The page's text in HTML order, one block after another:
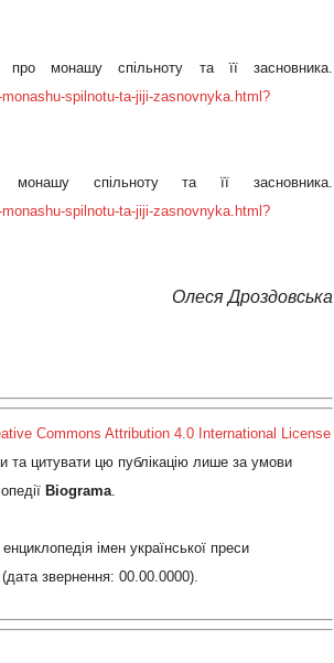
монашу спільноту та її засновника.
spilnotu-ta-jiji-zasnovnyka.html?
спільноту та її засновника.
spilnotu-ta-jiji-zasnovnyka.html?
Олеся Дроздовська
Commons Attribution 4.0 International License
та цитувати цю публікацію лише за умови
Biograma
енциклопедія імен української преси
звернення: 00.00.0000).